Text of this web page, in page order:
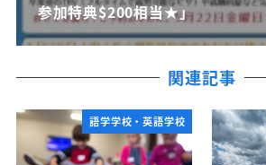
参加特典$200相当★」
関連記事
語学学校・英語学校